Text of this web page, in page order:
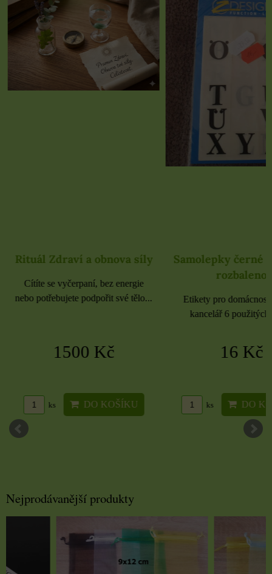
Rituál Zdraví a obnova síly
Cítíte se vyčerpaní, bez energie
nebo potřebujete podpořit své tělo...
1500 Kč
ks DO KOŠÍKU
Samolepky černé
rozbaleno
Etikety pro
kancelář 6 použitých
16 Kč
ks DO
Nejprodávanější produkty